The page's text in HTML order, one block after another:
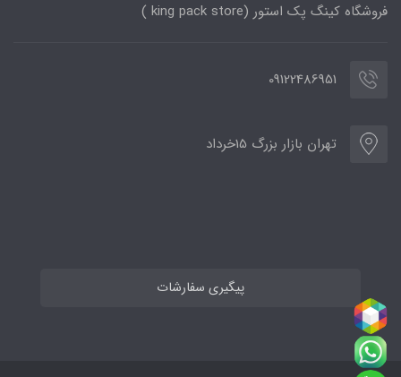
فروشگاه کینگ پک استور (king pack store )
09122486951
تهران بازار بزرگ 15خرداد
پیگیری سفارشات